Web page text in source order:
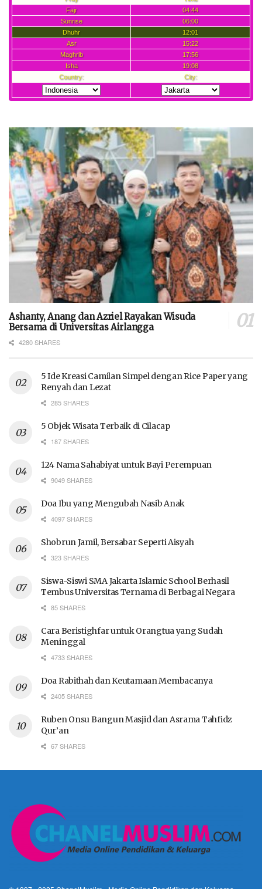
Ashanty, Anang dan Azriel Rayakan Wisuda
Bersama di Universitas Airlangga
4280 SHARES
5 Ide Kreasi Camilan Simpel dengan Rice Paper yang
Renyah dan Lezat
285 SHARES
5 Objek Wisata Terbaik di Cilacap
187 SHARES
124 Nama Sahabiyat untuk Bayi Perempuan
9049 SHARES
Doa Ibu yang Mengubah Nasib Anak
4097 SHARES
Shobrun Jamil, Bersabar Seperti Aisyah
323 SHARES
Siswa-Siswi SMA Jakarta Islamic School Berhasil
Tembus Universitas Ternama di Berbagai Negara
85 SHARES
Cara Beristighfar untuk Orangtua yang Sudah
Meninggal
4733 SHARES
Doa Rabithah dan Keutamaan Membacanya
2405 SHARES
Ruben Onsu Bangun Masjid dan Asrama Tahfidz
Qur’an
67 SHARES